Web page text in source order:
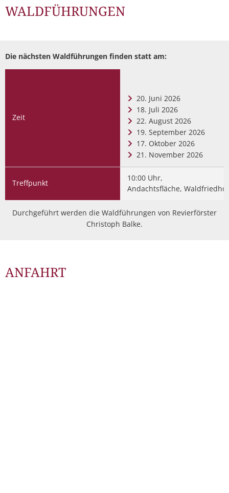
WALDFÜHRUNGEN
Die nächsten Waldführungen finden statt am:
Zeit
20. Juni 2026
18. Juli 2026
22. August 2026
19. September 2026
17. Oktober 2026
21. November 2026
Treffpunkt
10:00 Uhr,
Andachtsfläche, Waldfriedhof
Durchgeführt werden die Waldführungen von Revierförster
Christoph Balke.
ANFAHRT